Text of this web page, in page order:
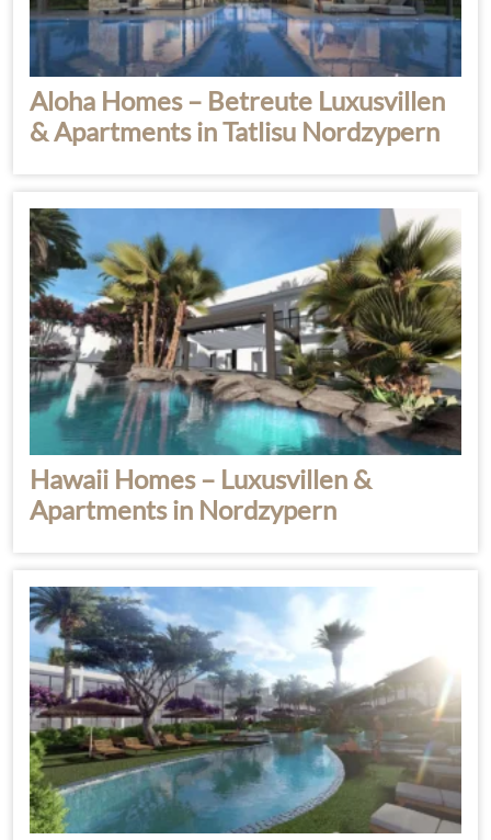
Aloha Homes – Betreute Luxusvillen
& Apartments in Tatlisu Nordzypern
Hawaii Homes – Luxusvillen &
Apartments in Nordzypern